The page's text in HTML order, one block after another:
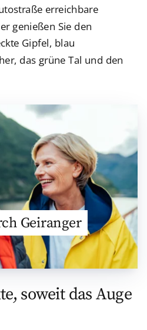
erreichbare
genießen Sie den
Gipfel, blau
das grüne Tal und den
Geiranger
soweit das Auge